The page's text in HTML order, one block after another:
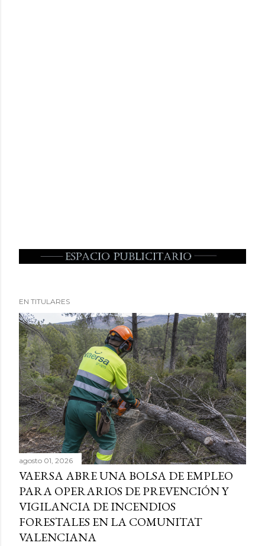
EN TITULARES
agosto 01, 2026
VAERSA ABRE UNA BOLSA DE EMPLEO
PARA OPERARIOS DE PREVENCIÓN Y
VIGILANCIA DE INCENDIOS
FORESTALES EN LA COMUNITAT
VALENCIANA